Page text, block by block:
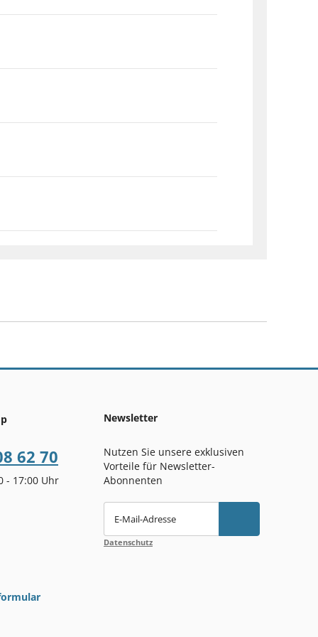
62 70
- 17:00 Uhr
Newsletter
Nutzen Sie unsere exklusiven
Vorteile für Newsletter-
Abonnenten
E-Mail-Adresse
Datenschutz